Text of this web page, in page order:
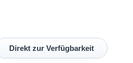
Direkt zur Verfügbarkeit